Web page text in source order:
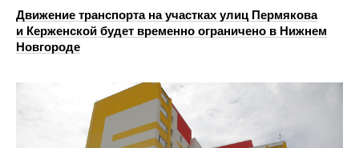
Движение транспорта на участках улиц Пермякова
и Керженской будет временно ограничено в Нижнем
Новгороде